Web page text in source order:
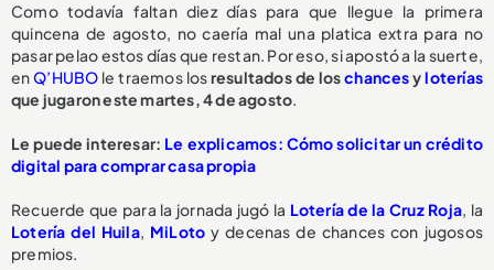
Como todavía faltan diez días para que llegue la primera
quincena de agosto, no caería mal una platica extra para no
pasar pelao estos días que restan. Por eso, si apostó a la suerte,
enQ’HUBO le traemos losresultados de loschancesyloterías
que jugaron este martes, 4 de agosto.
Le puede interesar: Le explicamos: Cómo solicitar un crédito
digital para comprar casa propia
Recuerde que para la jornada jugó la Lotería de la Cruz Roja, la
Lotería del Huila, MiLoto y decenas de chances con jugosos
premios.